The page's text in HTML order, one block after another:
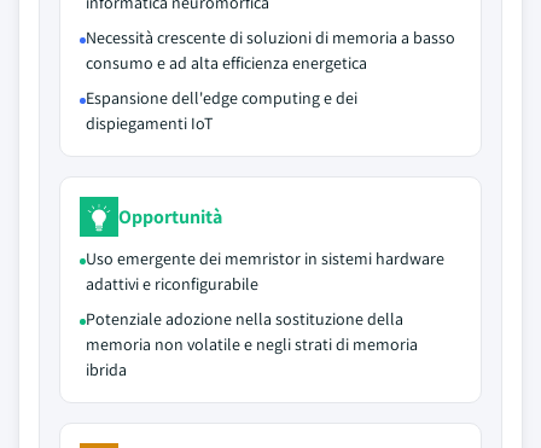
Necessità crescente di soluzioni di memoria a basso
consumo e ad alta efficienza energetica
Espansione dell'edge computing e dei
dispiegamenti IoT
Opportunità
Uso emergente dei memristor in sistemi hardware
adattivi e riconfigurabile
Potenziale adozione nella sostituzione della
memoria non volatile e negli strati di memoria
ibrida